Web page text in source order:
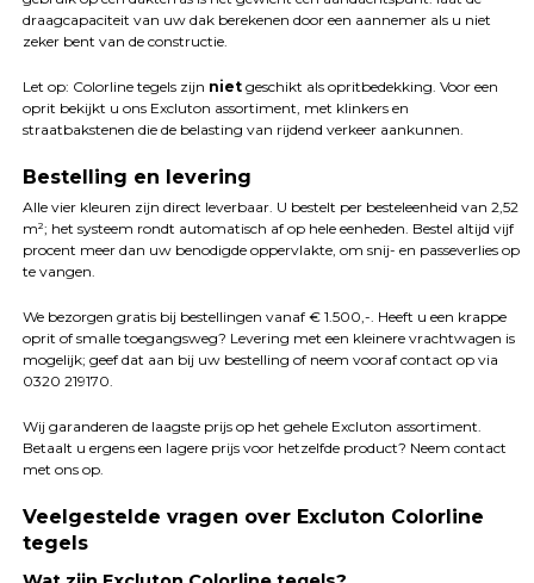
draagcapaciteit van uw dak berekenen door een aannemer als u niet
zeker bent van de constructie.
Let op: Colorline tegels zijn nietgeschikt als opritbedekking. Voor een
oprit bekijkt u ons Excluton assortiment, met klinkers en
straatbakstenen die de belasting van rijdend verkeer aankunnen.
Bestelling en levering
Alle vier kleuren zijn direct leverbaar. U bestelt per besteleenheid van 2,52
m²; het systeem rondt automatisch af op hele eenheden. Bestel altijd vijf
procent meer dan uw benodigde oppervlakte, om snij- en passeverlies op
te vangen.
We bezorgen gratis bij bestellingen vanaf € 1.500,-. Heeft u een krappe
oprit of smalle toegangsweg? Levering met een kleinere vrachtwagen is
mogelijk; geef dat aan bij uw bestelling of neem vooraf contact op via
0320 219170.
Wij garanderen de laagste prijs op het gehele Excluton assortiment.
Betaalt u ergens een lagere prijs voor hetzelfde product? Neem contact
met ons op.
Veelgestelde vragen over Excluton Colorline
tegels